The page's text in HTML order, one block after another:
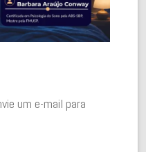
um e-mail para